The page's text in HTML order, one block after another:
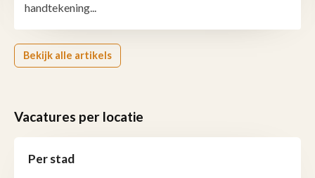
handtekening...
Bekijk alle artikels
Vacatures per locatie
Per stad